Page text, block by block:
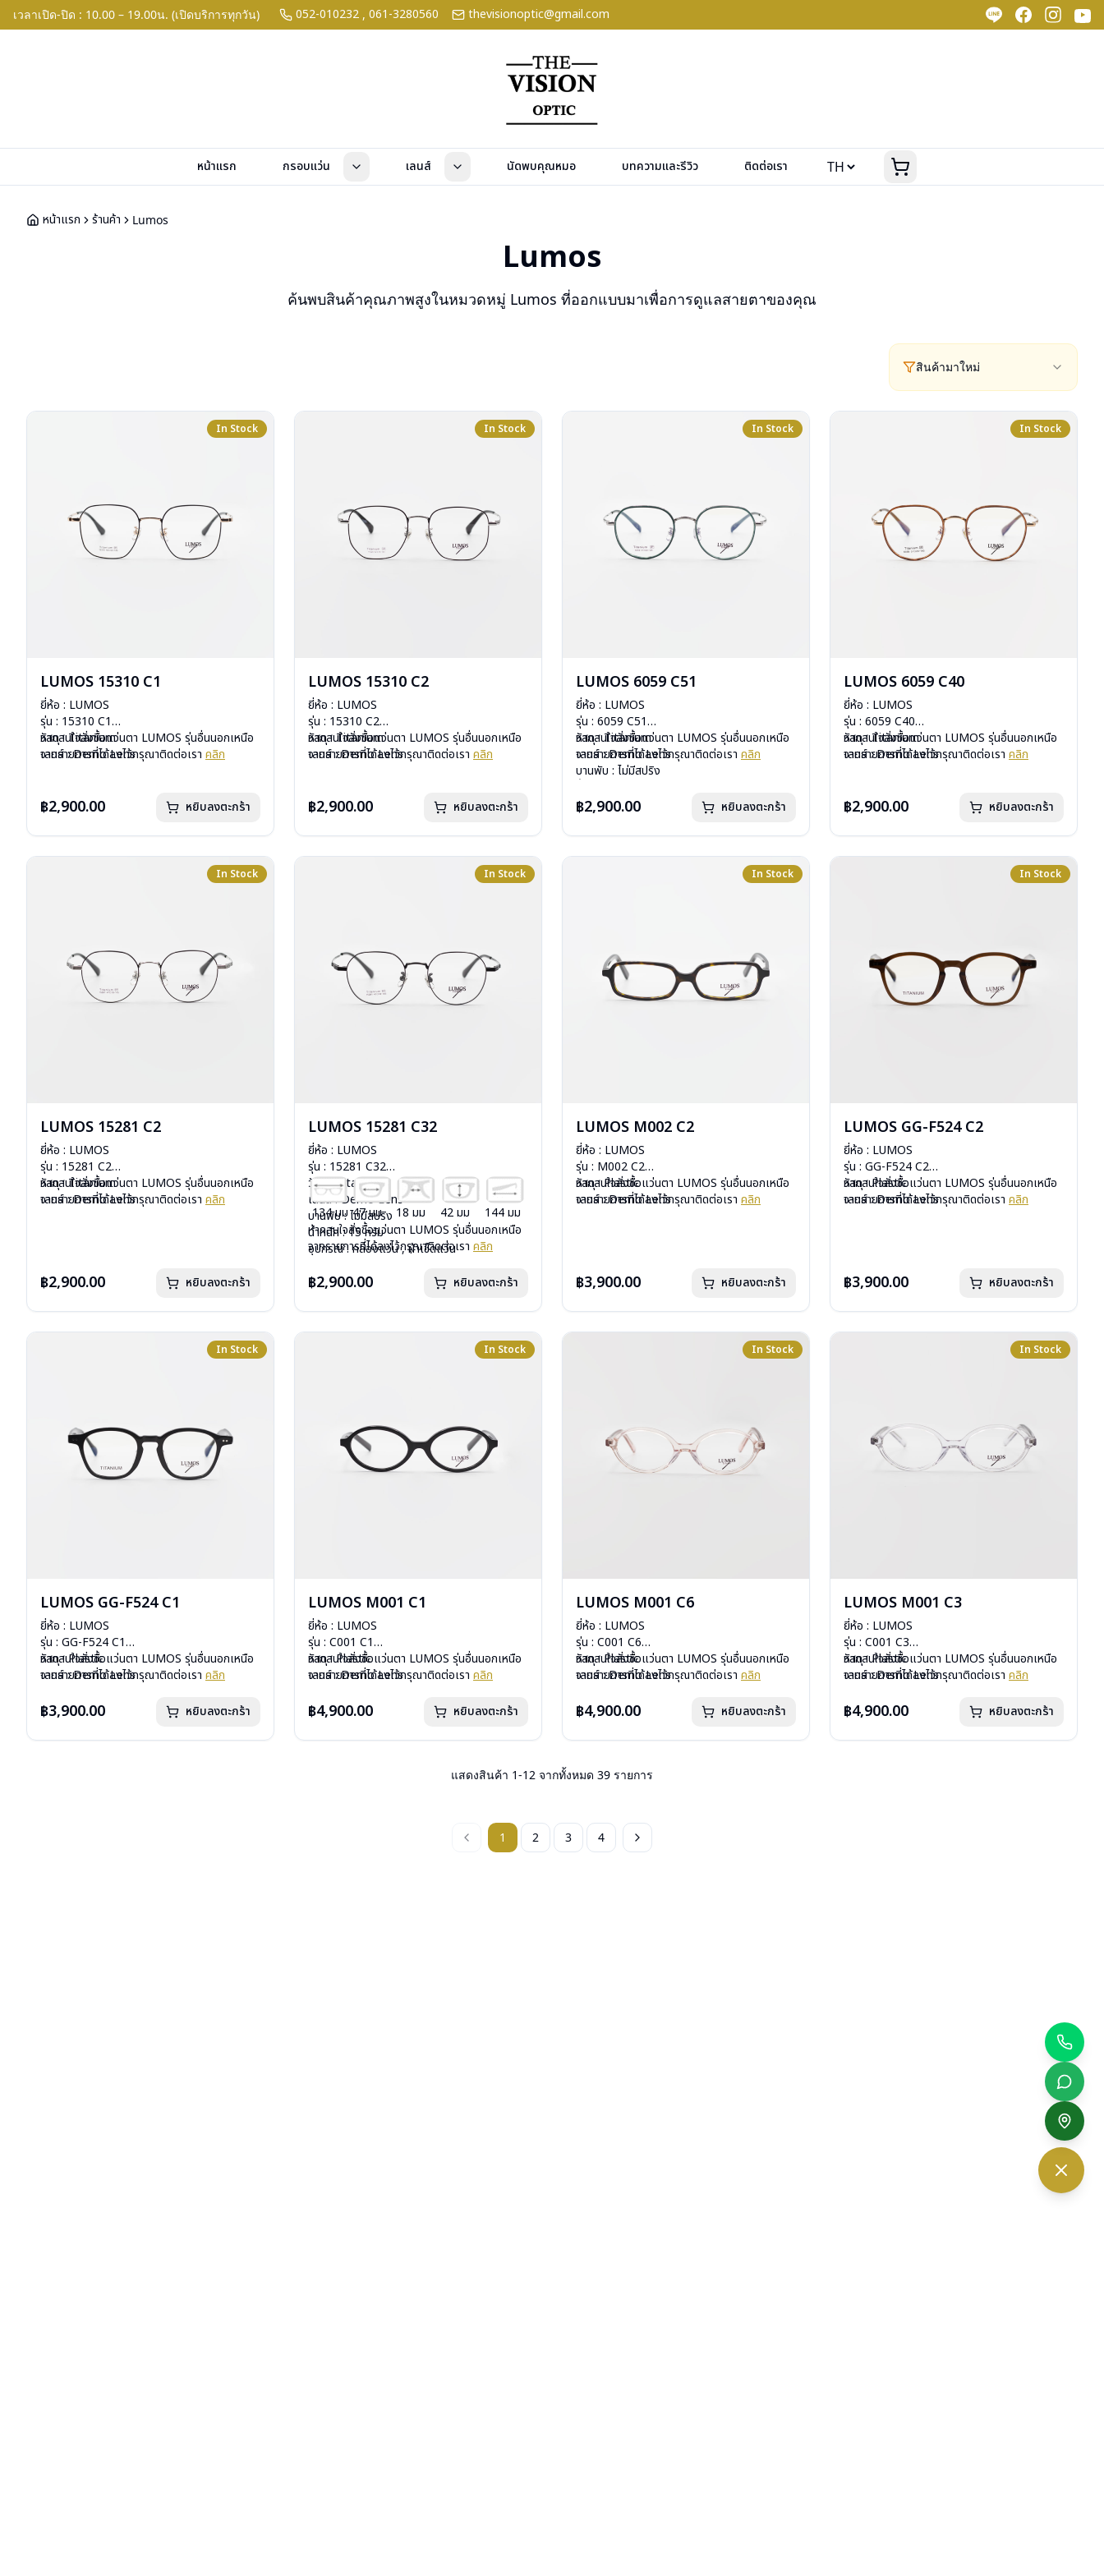
เวลาเปิด-ปิด : 10.00 – 19.00น. (เปิดบริการทุกวัน) 052-010232 , 061-3280560 thevisionoptic@gmail.com
หน้าแรก กรอบแว่น เลนส์ นัดพบคุณหมอ บทความและรีวิว ติดต่อเรา
หน้าแรก ร้านค้า Lumos
Lumos
ค้นพบสินค้าคุณภาพสูงในหมวดหมู่ Lumos ที่ออกแบบมาเพื่อการดูแลสายตาของคุณ
สินค้ามาใหม่
In Stock
LUMOS 15310 C1
ยี่ห้อ : LUMOS
รุ่น : 15310 C1
วัสดุ : Titanium
เลนส์ : Demo Lens
อุปกรณ์ : กล่องแว่น , ผ้าเช็ดแว่น
หากสนใจสั่งชื้อแว่นตา LUMOS รุ่นอื่นนอกเหนือ
จากรายการที่ได้ลงไว้กรุณาติดต่อเรา คลิก
฿2,900.00 หยิบลงตะกร้า
In Stock
LUMOS 15310 C2
ยี่ห้อ : LUMOS
รุ่น : 15310 C2
วัสดุ : Titanium
เลนส์ : Demo Lens
อุปกรณ์ : กล่องแว่น , ผ้าเช็ดแว่น
หากสนใจสั่งชื้อแว่นตา LUMOS รุ่นอื่นนอกเหนือ
จากรายการที่ได้ลงไว้กรุณาติดต่อเรา คลิก
฿2,900.00 หยิบลงตะกร้า
In Stock
LUMOS 6059 C51
ยี่ห้อ : LUMOS
รุ่น : 6059 C51
วัสดุ : Titanium
เลนส์ : Demo Lens
บานพับ : ไม่มีสปริง
อุปกรณ์ : กล่องแว่น , ผ้าเช็ดแว่น
หากสนใจสั่งชื้อแว่นตา LUMOS รุ่นอื่นนอกเหนือ
จากรายการที่ได้ลงไว้กรุณาติดต่อเรา คลิก
฿2,900.00 หยิบลงตะกร้า
In Stock
LUMOS 6059 C40
ยี่ห้อ : LUMOS
รุ่น : 6059 C40
วัสดุ : Titanium
เลนส์ : Demo Lens
อุปกรณ์ : กล่องแว่น , ผ้าเช็ดแว่น
หากสนใจสั่งชื้อแว่นตา LUMOS รุ่นอื่นนอกเหนือ
จากรายการที่ได้ลงไว้กรุณาติดต่อเรา คลิก
฿2,900.00 หยิบลงตะกร้า
In Stock
LUMOS 15281 C2
ยี่ห้อ : LUMOS
รุ่น : 15281 C2
วัสดุ : Titanium
เลนส์ : Demo Lens
หากสนใจสั่งชื้อแว่นตา LUMOS รุ่นอื่นนอกเหนือ
จากรายการที่ได้ลงไว้กรุณาติดต่อเรา คลิก
฿2,900.00 หยิบลงตะกร้า
In Stock
LUMOS 15281 C32
ยี่ห้อ : LUMOS
รุ่น : 15281 C32
วัสดุ : Titanium
เลนส์ : Demo Lens
บานพับ : ไม่มีสปริง
น้ำหนัก : 15 กรัม
อุปกรณ์ : กล่องแว่น , ผ้าเช็ดแว่น
134 มม 47 มม 18 มม 42 มม
144 มม
หากสนใจสั่งชื้อแว่นตา LUMOS รุ่นอื่นนอกเหนือ
จากรายการที่ได้ลงไว้กรุณาติดต่อเรา คลิก
฿2,900.00 หยิบลงตะกร้า
In Stock
LUMOS M002 C2
ยี่ห้อ : LUMOS
รุ่น : M002 C2
วัสดุ : Plastic
เลนส์ : Demo Lens
หากสนใจสั่งชื้อแว่นตา LUMOS รุ่นอื่นนอกเหนือ
จากรายการที่ได้ลงไว้กรุณาติดต่อเรา คลิก
฿3,900.00 หยิบลงตะกร้า
In Stock
LUMOS GG-F524 C2
ยี่ห้อ : LUMOS
รุ่น : GG-F524 C2
วัสดุ : Plastic
เลนส์ : Demo Lens
หากสนใจสั่งชื้อแว่นตา LUMOS รุ่นอื่นนอกเหนือ
จากรายการที่ได้ลงไว้กรุณาติดต่อเรา คลิก
฿3,900.00 หยิบลงตะกร้า
In Stock
LUMOS GG-F524 C1
ยี่ห้อ : LUMOS
รุ่น : GG-F524 C1
วัสดุ : Plastic
เลนส์ : Demo Lens
น้ำหนัก : 29 กรัม
การรับประกัน : 2 ปี
หากสนใจสั่งชื้อแว่นตา LUMOS รุ่นอื่นนอกเหนือ
จากรายการที่ได้ลงไว้กรุณาติดต่อเรา คลิก
฿3,900.00 หยิบลงตะกร้า
In Stock
LUMOS M001 C1
ยี่ห้อ : LUMOS
รุ่น : C001 C1
วัสดุ : Plastic
เลนส์ : Demo Lens
น้ำหนัก : 26 กรัม
การรับประกัน : 2 ปี
หากสนใจสั่งชื้อแว่นตา LUMOS รุ่นอื่นนอกเหนือ
จากรายการที่ได้ลงไว้กรุณาติดต่อเรา คลิก
฿4,900.00 หยิบลงตะกร้า
In Stock
LUMOS M001 C6
ยี่ห้อ : LUMOS
รุ่น : C001 C6
วัสดุ : Plastic
เลนส์ : Demo Lens
น้ำหนัก : 26 กรัม
การรับประกัน : 2 ปี
หากสนใจสั่งชื้อแว่นตา LUMOS รุ่นอื่นนอกเหนือ
จากรายการที่ได้ลงไว้กรุณาติดต่อเรา คลิก
฿4,900.00 หยิบลงตะกร้า
In Stock
LUMOS M001 C3
ยี่ห้อ : LUMOS
รุ่น : C001 C3
วัสดุ : Plastic
เลนส์ : Demo Lens
น้ำหนัก : 26 กรัม
การรับประกัน : 2 ปี
หากสนใจสั่งชื้อแว่นตา LUMOS รุ่นอื่นนอกเหนือ
จากรายการที่ได้ลงไว้กรุณาติดต่อเรา คลิก
฿4,900.00 หยิบลงตะกร้า
แสดงสินค้า 1-12 จากทั้งหมด 39 รายการ
1 2 3 4